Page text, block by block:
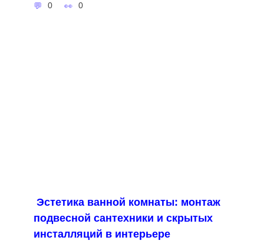
0 0
Эстетика ванной комнаты: монтаж
подвесной сантехники и скрытых
инсталляций в интерьере